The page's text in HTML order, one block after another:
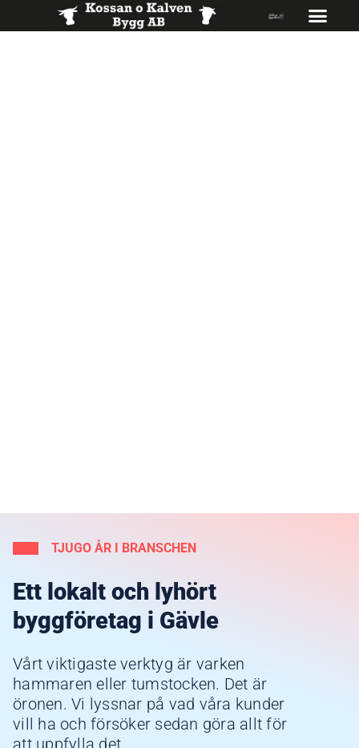
TJUGO ÅR I BRANSCHEN
Ett lokalt och lyhört
byggföretag i Gävle
Vårt viktigaste verktyg är varken
hammaren eller tumstocken. Det är
öronen. Vi lyssnar på vad våra kunder
vill ha och försöker sedan göra allt för
att uppfylla det.